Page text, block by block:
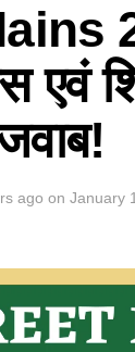
एवं
ago on January